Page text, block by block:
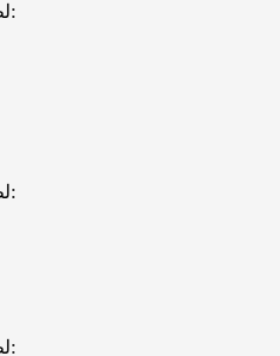
لطفا پاسخ را به عدد انگلیسی وارد کنید:
لطفا پاسخ را به عدد انگلیسی وارد کنید:
لطفا پاسخ را به عدد انگلیسی وارد کنید: